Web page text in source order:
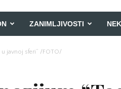
ZANIMLJIVOSTI
javnoj sferi” /FOTO/